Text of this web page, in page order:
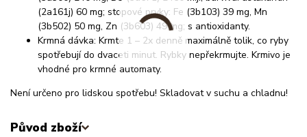
(2a161j) 60 mg; stopové prvky: Fe (3b103) 39 mg, Mn
(3b502) 50 mg, Zn (3b603) 49 mg; s antioxidanty.
Krmná dávka: Krmte 1 – 2x denně maximálně tolik, co ryby
spotřebují do dvaceti minut. Rybky nepřekrmujte. Krmivo je
vhodné pro krmné automaty.
Není určeno pro lidskou spotřebu! Skladovat v suchu a chladnu!
Původ zboží